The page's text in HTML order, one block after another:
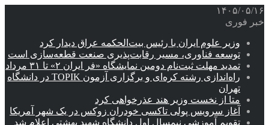
۱۴۰۵/۰۵/۱۶
خبر فوری
وزیر علوم ایران با رئیس بیت‌الحکمه عراق دیدار کرد
توسعه فناوری، مسیر رقابت‌پذیری صنعت قطعه‌سازی است
تمدید مهلت ثبت‌نام دومین نمایشگاه «فر ایران ۲» تا ۳۱ مرداد
راه‌اندازی رشته کره‌ای و برگزاری آزمون TOPIK در دانشگاه
تهران
متا از نخست وزیر هند عذرخواهی کرد
آغاز سرویس پولی تاکسی خودران زوکس در یک شهر آمریکا
تقویم آموزشی نیمسال اول دانشگاه شهید بهشتی اعلام شد